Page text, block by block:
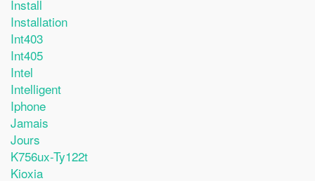
Install
Installation
Int403
Int405
Intel
Intelligent
Iphone
Jamais
Jours
K756ux-Ty122t
Kioxia